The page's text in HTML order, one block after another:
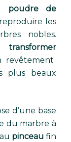
poudre de
les
nobles.
transformer
revêtement
plus beaux
d’une base
du marbre à
pinceau fin